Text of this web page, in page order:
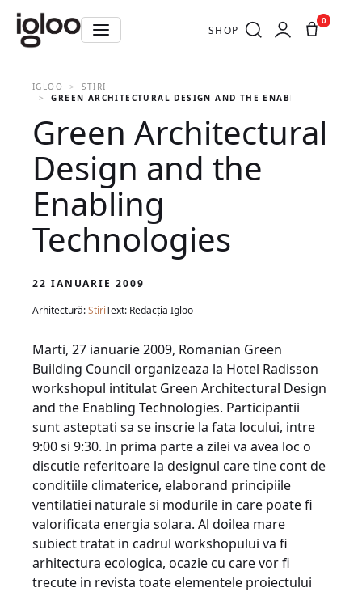
SHOP
0
IGLOO
STIRI
GREEN ARCHITECTURAL DESIGN AND THE ENABLING
Green Architectural
Design and the
Enabling
Technologies
22 IANUARIE 2009
Arhitectură:StiriText: Redacția Igloo
Marti, 27 ianuarie 2009, Romanian Green
Building Council organizeaza la Hotel Radisson
workshopul intitulat Green Architectural Design
and the Enabling Technologies. Participantii
sunt asteptati sa se inscrie la fata locului, intre
9:00 si 9:30. In prima parte a zilei va avea loc o
discutie referitoare la designul care tine cont de
conditiile climaterice, elaborand principiile
ventilatiei naturale si modurile in care poate fi
valorificata energia solara. Al doilea mare
subiect tratat in cadrul workshopului va fi
arhitectura ecologica, ocazie cu care vor fi
trecute in revista toate elementele proiectului